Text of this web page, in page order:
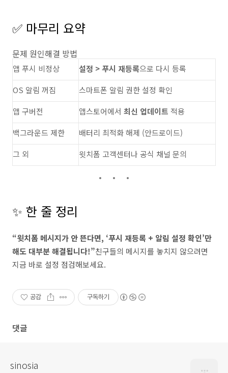
✅ 마무리 요약
문제 원인해결 방법
앱 푸시 비정상 설정 > 푸시 재등록으로 다시 등록
OS 알림 꺼짐
스마트폰 알림 권한 설정 확인
앱 구버전
앱스토어에서 최신 업데이트 적용
백그라운드 제한
배터리 최적화 해제 (안드로이드)
그 외
윗치폼 고객센터나 공식 채널 문의
✨ 한 줄 정리
“윗치폼 메시지가 안 뜬다면, ‘푸시 재등록 + 알림 설정 확인’만
해도 대부분 해결됩니다!”친구들의 메시지를 놓치지 않으려면
지금 바로 설정 점검해보세요.
공감 구독하기
댓글
sinosia